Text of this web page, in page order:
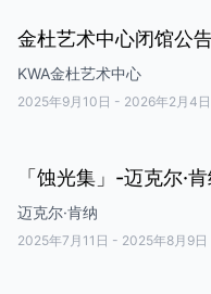
金杜艺术中心闭馆公
KWA金杜艺术中心
2025年9月10日 - 2026年2月4日
「蚀光集」-迈克尔·
迈克尔·肯纳
2025年7月11日 - 2025年8月9日